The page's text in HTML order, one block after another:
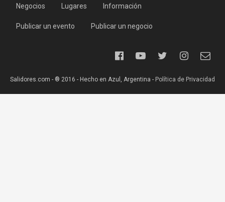
Negocios Lugares Información
Publicar un evento Publicar un negocio
Salidores.com - ® 2016 - Hecho en Azul, Argentina - Política de Privacidad